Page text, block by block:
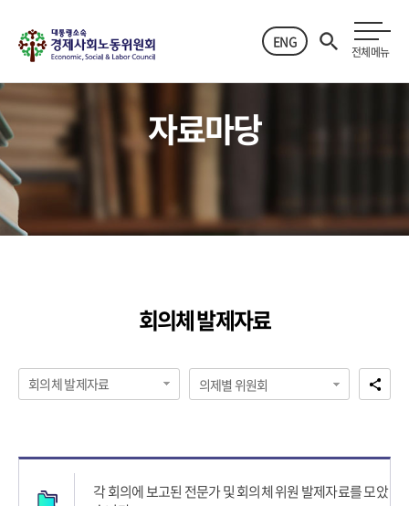
ENG
전체메뉴
자료마당
회의체 발제자료
회의체 발제자료 의제별 위원회
각 회의에 보고된 전문가 및 회의체 위원 발제자료를 모았